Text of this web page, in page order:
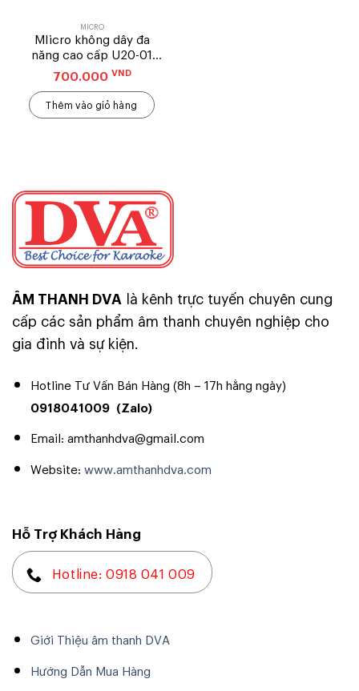
MICRO
MIicro không dây đa
năng cao cấp U20-01
PLUS – 2 MIC
700.000 VND
Thêm vào giỏ hàng
ÂM THANH DVA là kênh trực tuyến chuyên cung
cấp các sản phẩm âm thanh chuyên nghiệp cho
gia đình và sự kiện.
Hotline Tư Vấn Bán Hàng (8h – 17h hằng ngày)
0918041009 (Zalo)
Email: amthanhdva@gmail.com
Website:www.amthanhdva.com
Hỗ Trợ Khách Hàng
Hotline: 0918 041 009
Giới Thiệu âm thanh DVA
Hướng Dẫn Mua Hàng